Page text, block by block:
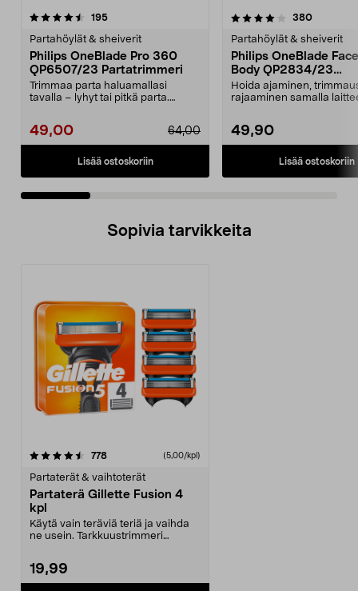
195arvostelut
Partahöylät & sheiverit
Philips OneBlade Pro 360
QP6507/23 Partatrimmeri
Trimmaa parta haluamallasi
tavalla – lyhyt tai pitkä parta.
49,00 64,00
Lisää ostoskoriin
4.0 viidestä
380arvostelut
Partahöylät & sheiverit
Philips OneBlade
Body QP2834/23
Sähkökäyttöinen
Hoida ajaminen,
rajaaminen samalla
49,90
Lisää ostoskoriin
3.5 viidestä
Sopivia tarvikkeita
778arvostelut (5,00/kpl)
Partaterät & vaihtoterät
Partaterä Gillette Fusion 4
kpl
Käytä vain teräviä teriä ja vaihda
ne usein. Tarkkuustrimmeri
19,99